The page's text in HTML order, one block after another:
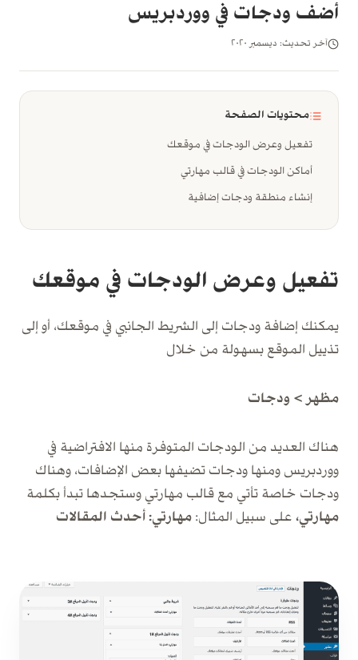
أضف ودجات في ووردبريس
آخر تحديث: ديسمبر ٢٠٢٠
محتويات الصفحة
تفعيل وعرض الودجات في موقعك
أماكن الودجات في قالب مهارتي
إنشاء منطقة ودجات إضافية
تفعيل وعرض الودجات في موقعك
يمكنك إضافة ودجات إلى الشريط الجانبي في موقعك، أو إلى
تذييل الموقع بسهولة من خلال
مظهر > ودجات
هناك العديد من الودجات المتوفرة منها الافتراضية في
ووردبريس ومنها ودجات تضيفها بعض الإضافات، وهناك
ودجات خاصة تأتي مع قالب مهارتي وستجدها تبدأ بكلمة
مهارتي،على سبيل المثال:مهارتي: أحدث المقالات